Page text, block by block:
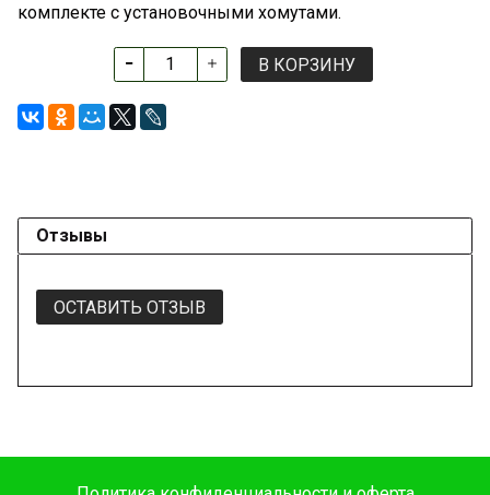
комплекте с установочными хомутами.
В КОРЗИНУ
Отзывы
ОСТАВИТЬ ОТЗЫВ